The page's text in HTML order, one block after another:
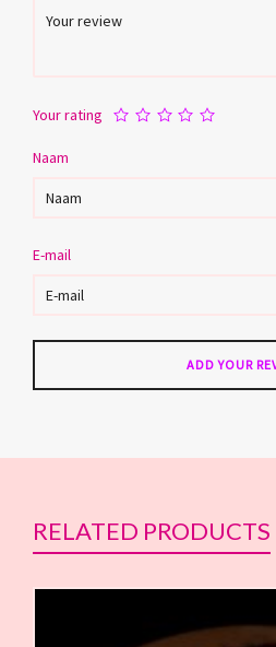
Your rating
Naam
E-mail
RELATED PRODUCTS